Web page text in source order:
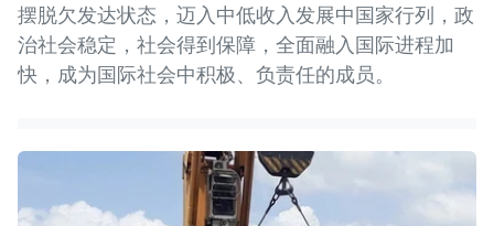
摆脱欠发达状态，迈入中低收入发展中国家行列，政
治社会稳定，社会得到保障，全面融入国际进程加
快，成为国际社会中积极、负责任的成员。